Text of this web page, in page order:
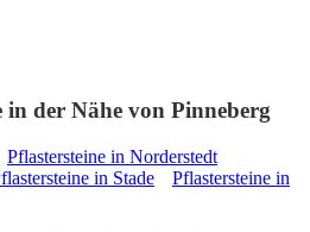
in der Nähe von Pinneberg
Pflastersteine in Norderstedt
in Stade
Pflastersteine in